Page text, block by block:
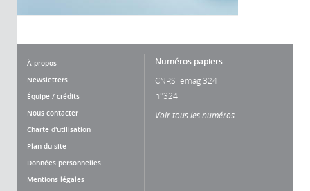
À propos
Newsletters
Équipe / crédits
Nous contacter
Charte d'utilisation
Plan du site
Données personnelles
Mentions légales
Numéros papiers
CNRS lemag 324
n°324
Voir tous les numéros